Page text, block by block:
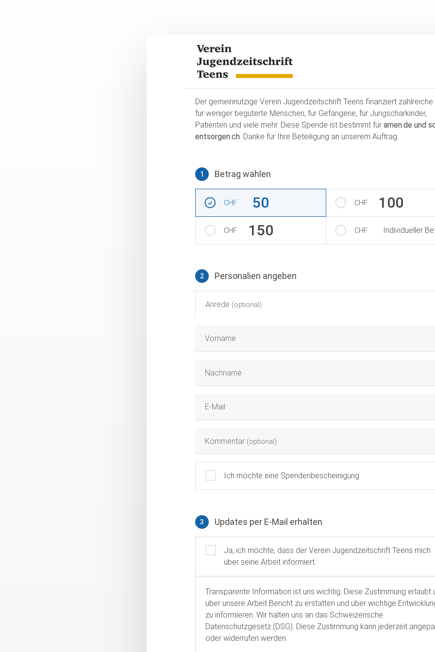
Der gemeinnützige Verein Jugendzeitschrift Teens finanziert
für weniger begüterte Menschen, für Gefangene, für Jungscharkinder,
Patienten und viele mehr. Diese Spende ist bestimmt für amen.de und
entsorgen.ch. Danke für Ihre Beteiligung an unserem Auftrag.
1 Betrag wählen
CHF 50 CHF 100
CHF 150 CHF Individueller
2 Personalien angeben
Anrede (optional)
Vorname
Nachname
E-Mail
Kommentar (optional)
Ich möchte eine Spendenbescheinigung
3 Updates per E-Mail erhalten
Ja, ich möchte, dass der Verein Jugendzeitschrift Teens mich
über seine Arbeit informiert.
Transparente Information ist uns wichtig. Diese Zustimmung erlaubt
über unsere Arbeit Bericht zu erstatten und über wichtige
zu informieren. Wir halten uns an das Schweizerische
Datenschutzgesetz (DSG). Diese Zustimmung kann jederzeit
oder widerrufen werden.